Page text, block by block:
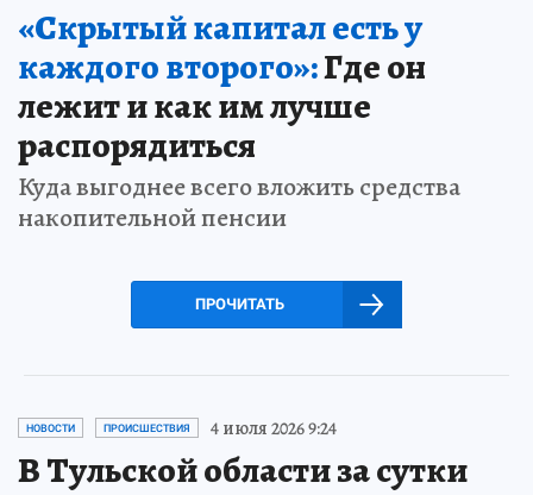
«Скрытый капитал есть у
каждого второго»:Где он
лежит и как им лучше
распорядиться
Куда выгоднее всего вложить средства
накопительной пенсии
ПРОЧИТАТЬ
НОВОСТИ ПРОИСШЕСТВИЯ 4 июля 2026 9:24
В Тульской области за сутки